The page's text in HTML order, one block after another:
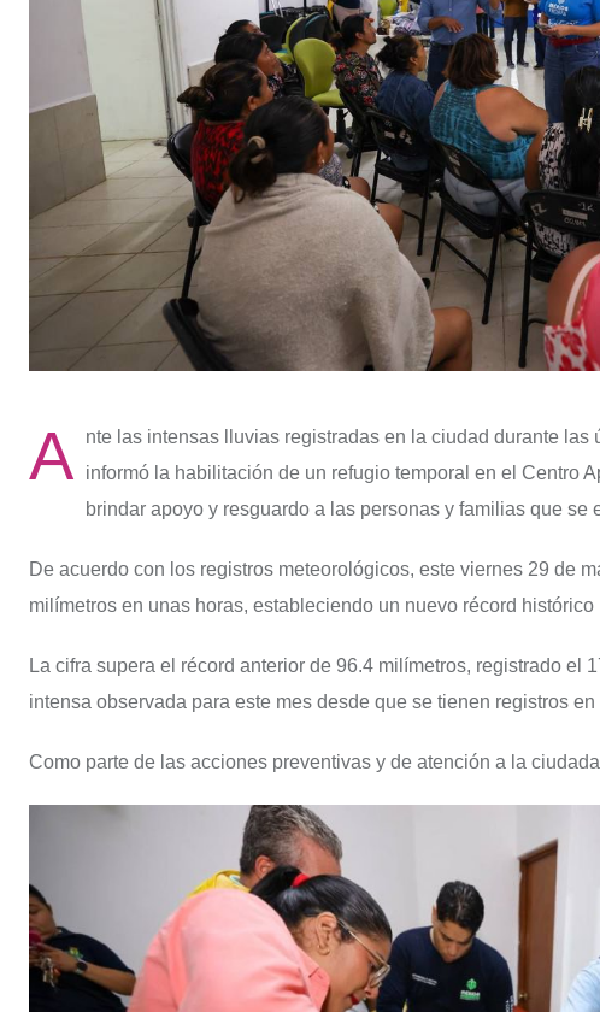
A
nte las intensas lluvias registradas en la ciudad durante
informó la habilitación de un refugio temporal en el Centro
brindar apoyo y resguardo a las personas y familias que se
De acuerdo con los registros meteorológicos, este viernes 29 de
milímetros en unas horas, estableciendo un nuevo récord
La cifra supera el récord anterior de 96.4 milímetros, registrado el
intensa observada para este mes desde que se tienen registros
Como parte de las acciones preventivas y de atención a la